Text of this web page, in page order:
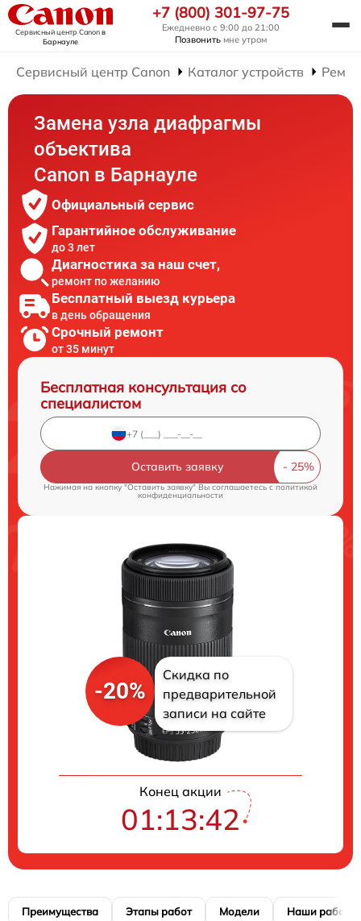
Сервисный центр Canonв
Барнауле
+7 (800) 301-97-75
Ежедневно с 9:00 до 21:00
Позвонить мне утром
Сервисный центр Canon Каталог устройств
Замена узла диафрагмы
объектива
Canon в Барнауле
Официальный сервис
Гарантийное обслуживание
до 3 лет
Диагностика за наш счет,
ремонт по желанию
Бесплатный выезд курьера
в день обращения
Срочный ремонт
от 35 минут
Бесплатная консультация со
специалистом
Оставить заявку
Нажимая на кнопку "Оставить заявку" Вы соглашаетесь cполитикой
конфиденциальности
-20%
Скидка по
предварительной
записи на сайте
Конец акции
01:13:42
Преимущества Этапы работ Модели Наши работы